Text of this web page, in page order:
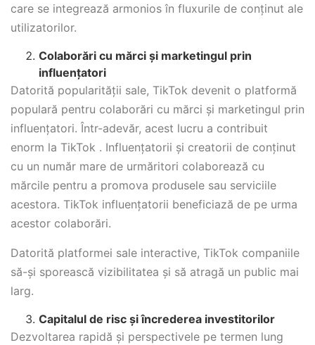
care se integrează armonios în fluxurile de conținut ale
utilizatorilor.
Colaborări cu mărci și marketingul prin
influențatori
Datorită popularității sale, TikTok devenit o platformă
populară pentru colaborări cu mărci și marketingul prin
influențatori. Într-adevăr, acest lucru a contribuit
enorm la TikTok . Influențatorii și creatorii de conținut
cu un număr mare de urmăritori colaborează cu
mărcile pentru a promova produsele sau serviciile
acestora. TikTok influențatorii beneficiază de pe urma
acestor colaborări.
Datorită platformei sale interactive, TikTok companiile
să-și sporească vizibilitatea și să atragă un public mai
larg.
Capitalul de risc și încrederea investitorilor
Dezvoltarea rapidă și perspectivele pe termen lung